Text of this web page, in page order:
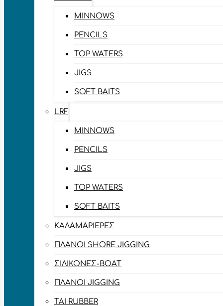
MINNOWS
PENCILS
TOP WATERS
JIGS
SOFT BAITS
LRF
MINNOWS
PENCILS
JIGS
TOP WATERS
SOFT BAITS
ΚΑΛΑΜΑΡΙΈΡΕΣ
ΠΛΆΝΟΙ SHORE JIGGING
ΣΙΛΙΚΌΝΕΣ-BOAT
ΠΛΆΝΟΙ JIGGING
TAI RUBBER